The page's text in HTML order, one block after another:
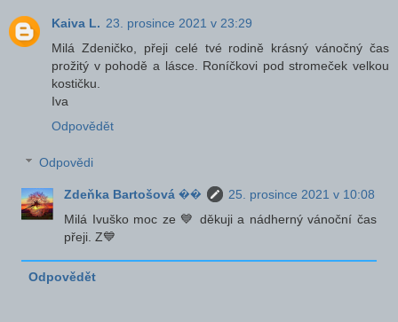
Kaiva L. 23. prosince 2021 v 23:29
Milá Zdeničko, přeji celé tvé rodině krásný vánočný čas
prožitý v pohodě a lásce. Roníčkovi pod stromeček velkou
kostičku.
Iva
Odpovědět
Odpovědi
Zdeňka Bartošová ��
25. prosince 2021 v 10:08
Milá Ivuško moc ze 💙 děkuji a nádherný vánoční čas
přeji. Z💙
Odpovědět